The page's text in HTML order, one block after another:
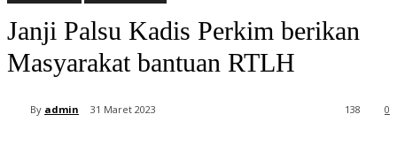
Janji Palsu Kadis Perkim berikan
Masyarakat bantuan RTLH
By admin 31 Maret 2023 0
138